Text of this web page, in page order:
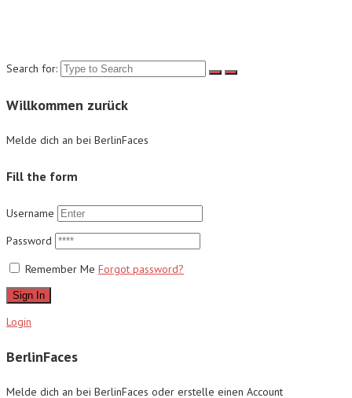
Search for:
Willkommen zurück
Melde dich an bei BerlinFaces
Fill the form
Username
Password
Remember Me Forgot password?
Sign In
Login
BerlinFaces
Melde dich an bei BerlinFaces oder erstelle einen Account